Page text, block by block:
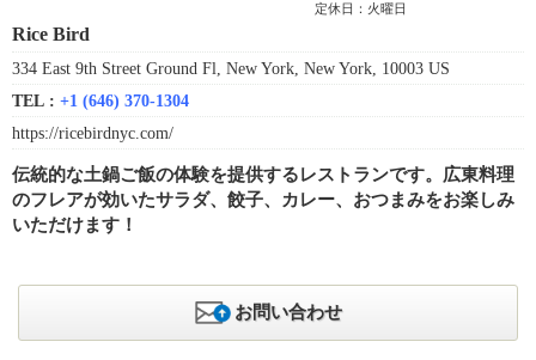
定休日：火曜日
Rice Bird
334 East 9th Street Ground Fl, New York, New York, 10003 US
TEL : +1 (646) 370-1304
https://ricebirdnyc.com/
伝統的な土鍋ご飯の体験を提供するレストランです。広東料理
のフレアが効いたサラダ、餃子、カレー、おつまみをお楽しみ
いただけます！
お問い合わせ